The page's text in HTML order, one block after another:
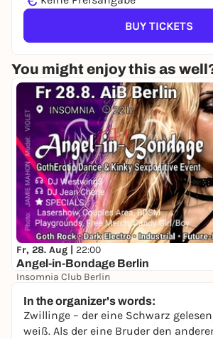
BUY TICKETS
You might enjoy this as
Fr, 28. Aug | 22:00
Angel-in-Bondage Berlin
Insomnia Club Berlin
In the organizer's words:
Zwillinge – der eine Schwarz
weiß. Als der eine Bruder den